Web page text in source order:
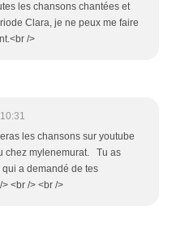
les chansons chantées et
Clara, je ne peux me faire
/>
les chansons sur youtube
chez mylenemurat. Tu as
a demandé de tes
<br /> <br />